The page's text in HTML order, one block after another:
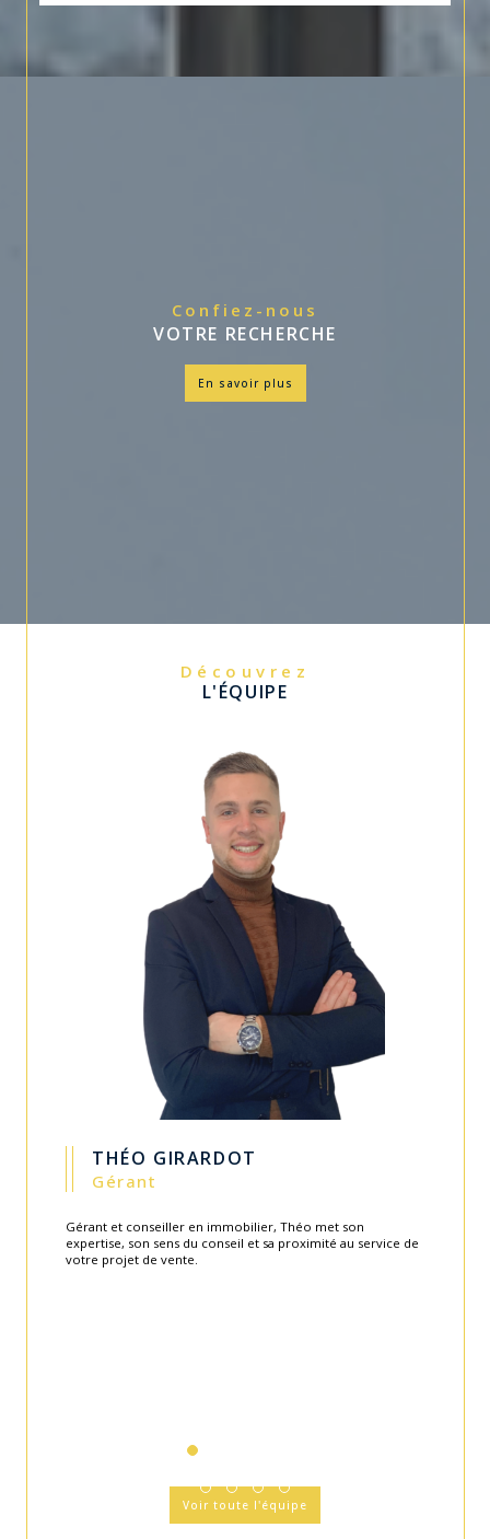
Confiez-nous
VOTRE RECHERCHE
en savoir plus
Découvrez
L'ÉQUIPE
GUILLAUME CARITEY
Gérant
Fondateur de l'agence en 2003, Guillaume apporte toute
son expérience et savoir-faire au service de l'équipe.
Voir toute l'équipe